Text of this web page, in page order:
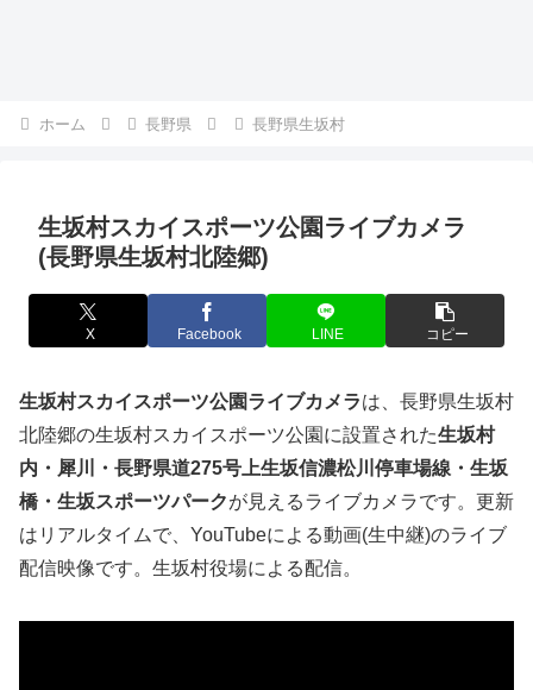
ホーム 長野県 長野県生坂村
生坂村スカイスポーツ公園ライブカメラ
(長野県生坂村北陸郷)
X Facebook LINE コピー
生坂村スカイスポーツ公園ライブカメラは、長野県生坂村
北陸郷の生坂村スカイスポーツ公園に設置された生坂村
内・犀川・長野県道275号上生坂信濃松川停車場線・生坂
橋・生坂スポーツパークが見えるライブカメラです。更新
はリアルタイムで、YouTubeによる動画(生中継)のライブ
配信映像です。生坂村役場による配信。